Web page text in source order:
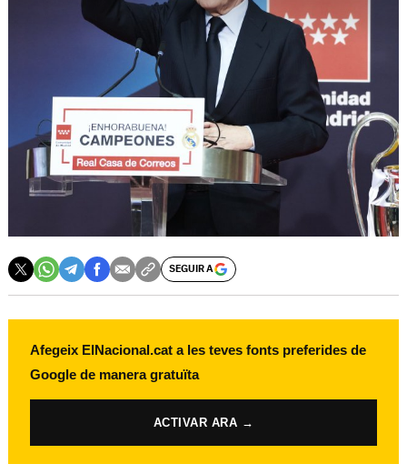
SEGUIR A
Afegeix ElNacional.cat a les teves fonts preferides de
Google de manera gratuïta
ACTIVAR ARA →